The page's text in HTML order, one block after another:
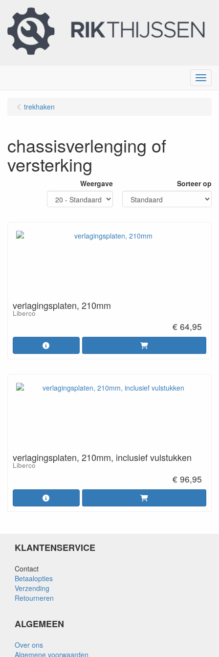
Menu
trekhaken
chassisverlenging of
versterking
Weergave Sorteer op
verlagingsplaten, 210mm
Liberco
€ 64,95
verlagingsplaten, 210mm, inclusief vulstukken
Liberco
€ 96,95
KLANTENSERVICE
Contact
Betaalopties
Verzending
Retourneren
ALGEMEEN
Over ons
Algemene voorwaarden